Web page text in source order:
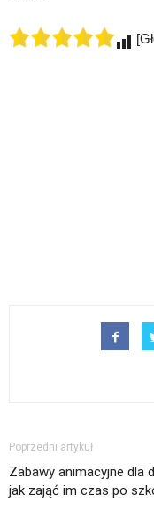
Poprzedni artykuł
Zabawy animacyjne dla
jak zająć im czas po